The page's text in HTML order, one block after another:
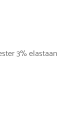
3% elastaan